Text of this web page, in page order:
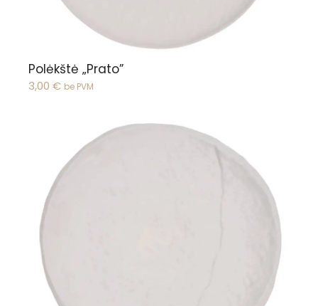
Polėkštė „Prato”
3,00 € be PVM